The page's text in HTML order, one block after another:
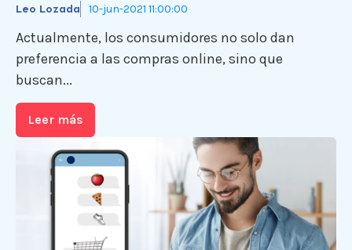
Leo Lozada 10-jun-2021 11:00:00
Actualmente, los consumidores no solo dan
preferencia a las compras online, sino que
buscan...
Leer más